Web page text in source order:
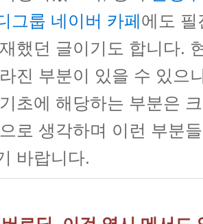
그룹 네이버 카페에도 필
했던 글이기도 합니다.
진 부분이 있을 수 있으
초에 해당하는 부분은
로 생각하며 이런 부분
바랍니다.